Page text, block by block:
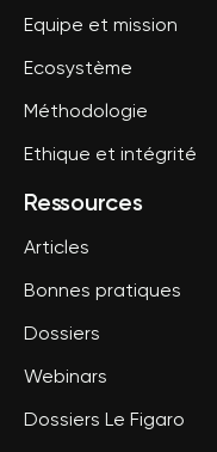
Equipe et mission
Ecosystème
Méthodologie
Ethique et intégrité
Ressources
Articles
Bonnes pratiques
Dossiers
Webinars
Dossiers Le Figaro